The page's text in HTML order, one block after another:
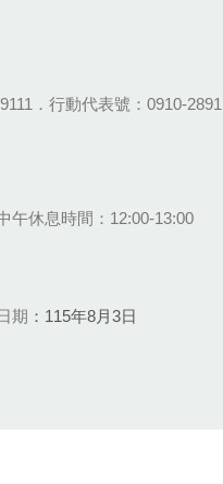
．行動代表號：0910-
午休息時間：12:00-13:00
期 115年8月3日